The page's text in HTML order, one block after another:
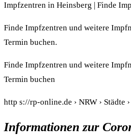
Impfzentren in Heinsberg | Finde
Finde Impfzentren und weitere
Termin buchen.
Finde Impfzentren und weitere
Termin buchen
http s://rp-online.de › NRW › Städte
Informationen zur